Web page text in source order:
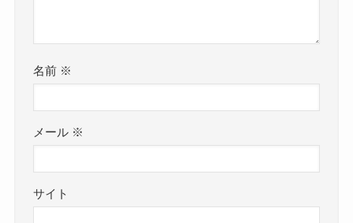
名前 ※
メール ※
サイト